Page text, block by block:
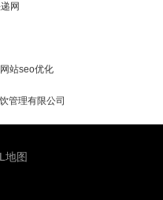
网
站seo优化
管理有限公司
地图